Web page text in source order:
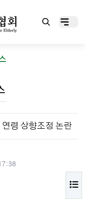
령 상향조정 논란